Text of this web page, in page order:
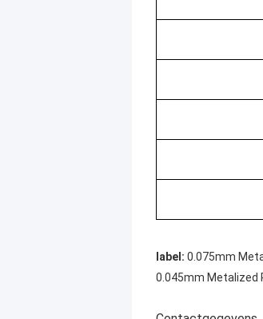
label: 0.075mm
0.045mm Metalized